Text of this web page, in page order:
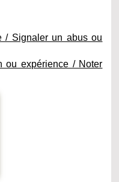
/ Signaler un abus ou
ou expérience / Noter